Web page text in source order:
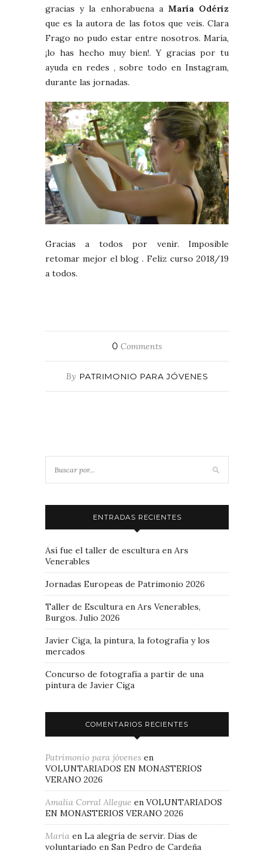
gracias y la enhorabuena a María Odériz
que es la autora de las fotos que veis. Clara
Frago no pudo estar entre nosotros. María,
¡lo has hecho muy bien!. Y gracias por tu
ayuda en redes , sobre todo en Instagram,
durante las jornadas.
Gracias a todos por venir. Imposible
retomar mejor el blog . Feliz curso 2018/19
a todos.
0 Comments
By PATRIMONIO PARA JÓVENES
ENTRADAS RECIENTES
Así fue el taller de escultura en Ars
Venerables
Jornadas Europeas de Patrimonio 2026
Taller de Escultura en Ars Venerables,
Burgos. Julio 2026
Javier Ciga, la pintura, la fotografía y los
mercados
Concurso de fotografía a partir de una
pintura de Javier Ciga
COMENTARIOS RECIENTES
Patrimonio para jóvenes en
VOLUNTARIADOS EN MONASTERIOS
VERANO 2026
Amalia Corral Allegue en VOLUNTARIADOS
EN MONASTERIOS VERANO 2026
Maria en La alegría de servir. Días de
voluntariado en San Pedro de Cardeña